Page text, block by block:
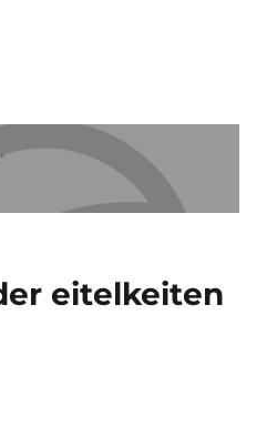
eitelkeiten